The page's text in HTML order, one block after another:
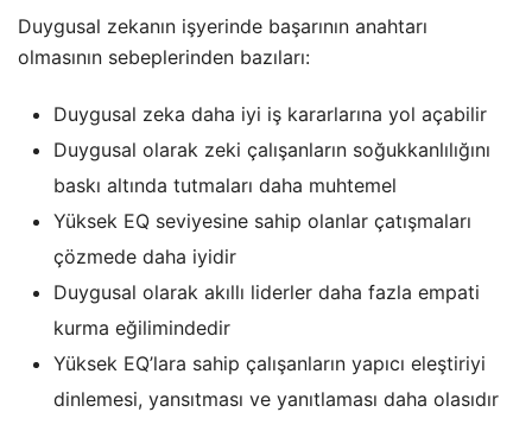
Duygusal zekanın işyerinde başarının anahtarı
olmasının sebeplerinden bazıları:
Duygusal zeka daha iyi iş kararlarına yol açabilir
Duygusal olarak zeki çalışanların soğukkanlılığını
baskı altında tutmaları daha muhtemel
Yüksek EQ seviyesine sahip olanlar çatışmaları
çözmede daha iyidir
Duygusal olarak akıllı liderler daha fazla empati
kurma eğilimindedir
Yüksek EQ’lara sahip çalışanların yapıcı eleştiriyi
dinlemesi, yansıtması ve yanıtlaması daha olasıdır